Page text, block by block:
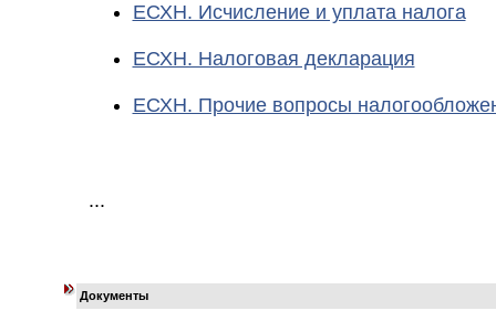
ЕСХН. Исчисление и уплата налога
ЕСХН. Налоговая декларация
ЕСХН. Прочие вопросы
...
Документы